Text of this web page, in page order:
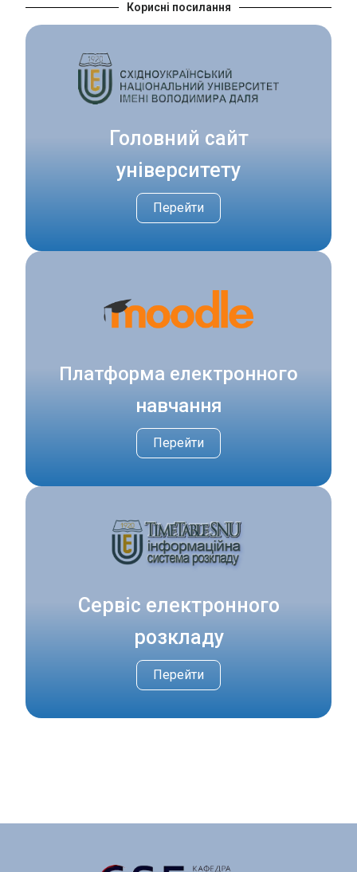
Корисні посилання
Головний сайт
університету
Перейти
Платформа електронного
навчання
Перейти
Сервіс електронного
розкладу
Перейти